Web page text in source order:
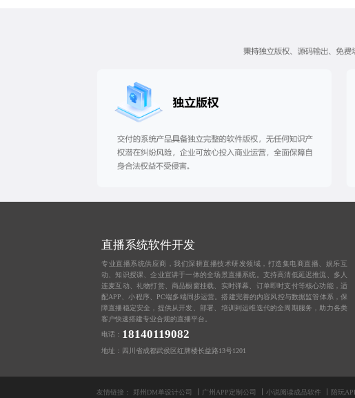
直播系统软件开发
专业直播系统供应商，我们深耕直播技术研发领域，打造集电商直播、娱乐互
动、知识授课、企业宣讲于一体的全场景直播系统。支持高清低延迟推流、多人
连麦互动、礼物打赏、商品橱窗挂载、实时弹幕、订单即时支付等核心功能，适
配APP、小程序、PC端多端同步运营。搭建完善的内容风控与数据监管体系，保
障直播稳定安全，提供从开发、部署、培训到运维迭代的全周期服务，助力各类
客户快速搭建专业合规的直播平台。
电话： 18140119082
地址：四川省成都武侯区红牌楼长益路13号1201
友情链接： 郑州DM单设计公司 广州APP定制公司 小说阅读成品软件 陪玩